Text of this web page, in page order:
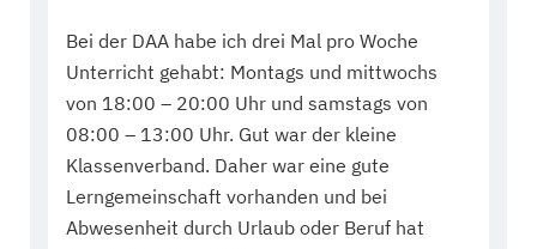
Bei der DAA habe ich drei Mal pro Woche
Unterricht gehabt: Montags und mittwochs
von 18:00 – 20:00 Uhr und samstags von
08:00 – 13:00 Uhr. Gut war der kleine
Klassenverband. Daher war eine gute
Lerngemeinschaft vorhanden und bei
Abwesenheit durch Urlaub oder Beruf hat